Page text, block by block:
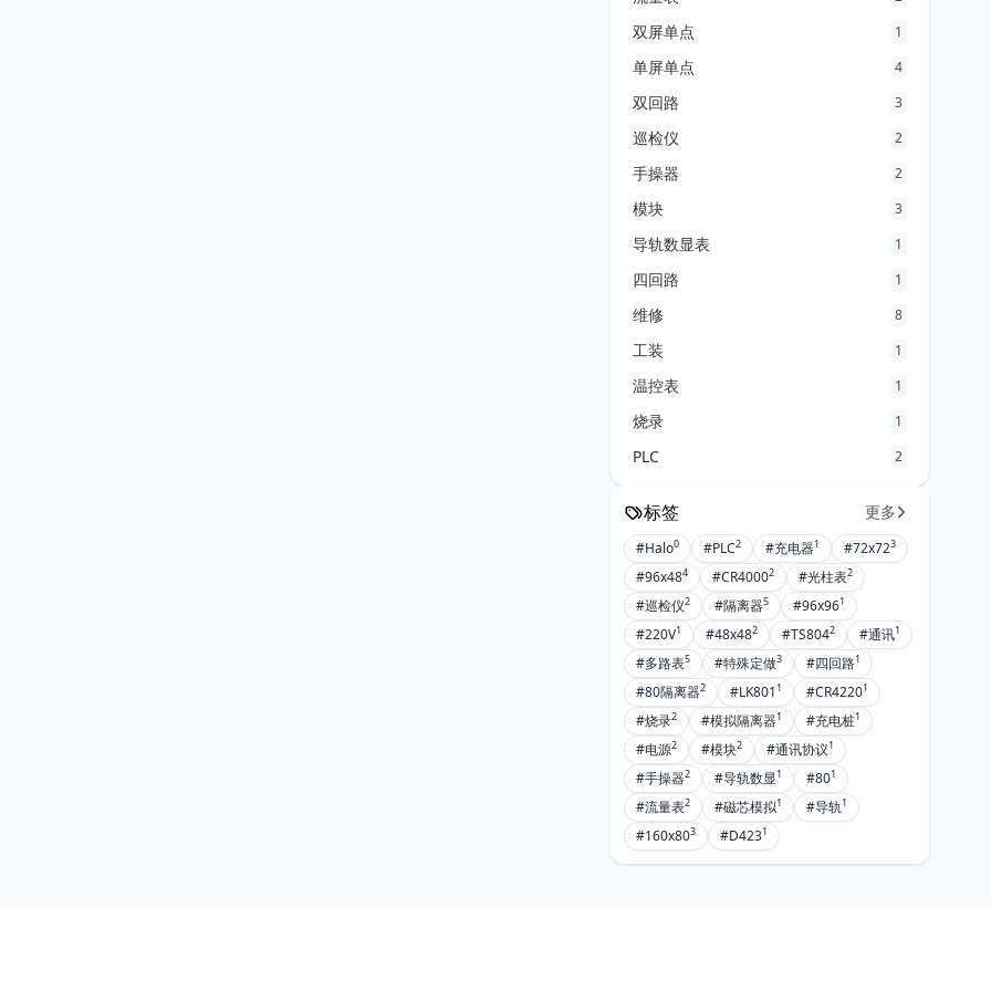
双屏单点 1
单屏单点 4
双回路 3
巡检仪 2
手操器 2
模块 3
导轨数显表 1
四回路 1
维修 8
工装 1
温控表 1
烧录 1
PLC 2
标签 更多
#Halo0 #PLC2 #充电器1 #72x723
#96x484 #CR40002 #光柱表2
#巡检仪2 #隔离器5 #96x961
#220V1 #48x482 #TS8042 #通讯1
#多路表5 #特殊定做3 #四回路1
#80隔离器2 #LK801 1 #CR42201
#烧录2 #模拟隔离器1 #充电桩1
#电源2 #模块2 #通讯协议1
#手操器2 #导轨数显1 #801
#流量表2 #磁芯模拟1 #导轨1
#160x803 #D4231